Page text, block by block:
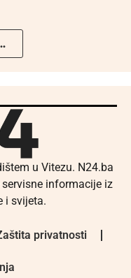
u Vitezu. N24.ba
informacije iz
i svijeta.
privatnosti